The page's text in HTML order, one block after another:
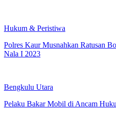
Hukum & Peristiwa
Polres Kaur Musnahkan Ratusan
Nala I 2023
Bengkulu Utara
Pelaku Bakar Mobil di Ancam